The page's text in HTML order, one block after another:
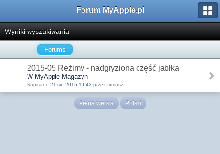
Forum MyApple.pl
Wyniki wyszukiwania
Forums
2015-05 Reżimy - nadgryziona część jabłka
W MyApple Magazyn
Napisano 21 sie 2015 10:43 przez tomasz
Pełna wersja Polski